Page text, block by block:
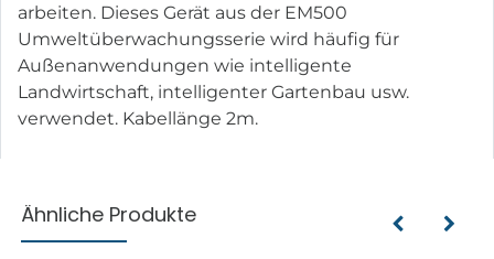
arbeiten. Dieses Gerät aus der EM500
Umweltüberwachungsserie wird häufig für
Außenanwendungen wie intelligente
Landwirtschaft, intelligenter Gartenbau usw.
verwendet. Kabellänge 2m.
Ähnliche Produkte